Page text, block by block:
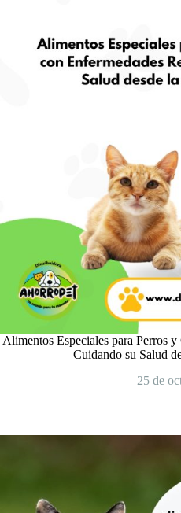
Alimentos Especiales para Perros
Cuidando su Salud
25 de